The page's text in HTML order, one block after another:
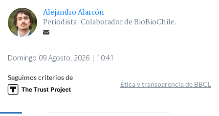
Alejandro Alarcón
Periodista. Colaborador de BioBioChile.
Domingo 09 Agosto, 2026 | 10:41
Seguimos criterios de
Ética y transparencia de BBCL